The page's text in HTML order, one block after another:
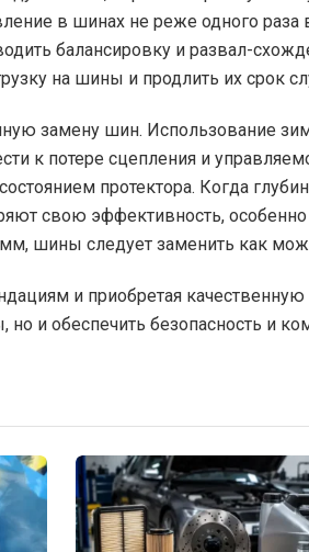
в шинах не реже одного
балансировку и развал-
на шины и продлить их срок
замену шин. Использование
к потере сцепления и
протектора. Когда
свою эффективность,
мм, шины следует заменить как
и приобретая
и обеспечить безопасность и